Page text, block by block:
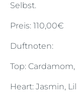
Selbst.
Preis: 110,00€
Duftnoten:
Top:
Heart: Jasmin,